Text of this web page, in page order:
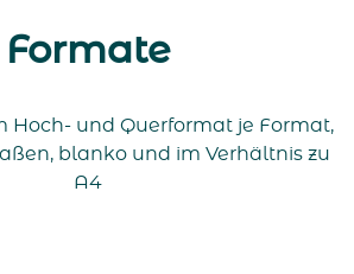
Formate
Hoch- und Querformat je Format,
blanko und im Verhältnis zu
A4